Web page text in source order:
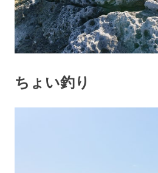
ちょい釣り